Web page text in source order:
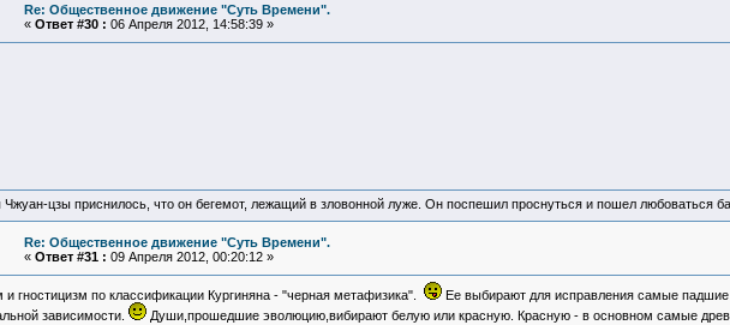
Re: Общественное движение "Суть Времени".
« Ответ #30 : 06 Апреля 2012, 14:58:39 »
цзы приснилось, что он бегемот, лежащий в зловонной луже. Он поспешил проснуться и пошел любоваться
Re: Общественное движение "Суть Времени".
« Ответ #31 : 09 Апреля 2012, 00:20:12 »
и гностицизм по классификации Кургиняна - "черная метафизика".
Ее выбирают для исправления самые падшие
зависимости.
Души,прошедшие эволюцию,вибирают белую или красную. Красную - в основном самые